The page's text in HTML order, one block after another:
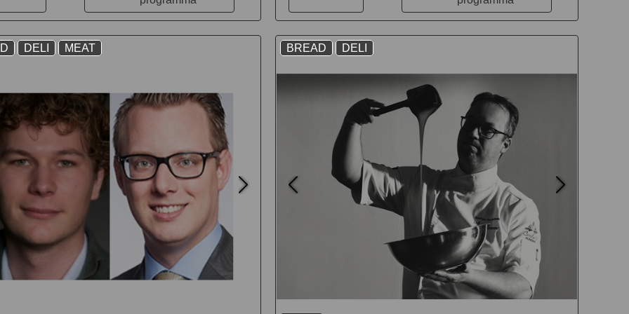
DELI MEAT BREAD DELI